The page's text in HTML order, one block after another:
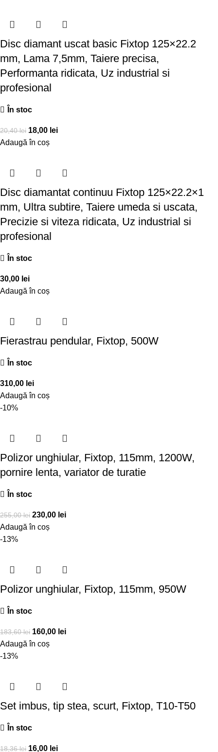
Disc diamant uscat basic Fixtop 125×22.2
mm, Lama 7,5mm, Taiere precisa,
Performanta ridicata, Uz industrial si
profesional
În stoc
20,40lei 18,00 lei
Adaugă în coș
Disc diamantat continuu Fixtop 125×22.2×1
mm, Ultra subtire, Taiere umeda si uscata,
Precizie si viteza ridicata, Uz industrial si
profesional
În stoc
30,00 lei
Adaugă în coș
Fierastrau pendular, Fixtop, 500W
În stoc
310,00 lei
Adaugă în coș
-10%
Polizor unghiular, Fixtop, 115mm, 1200W,
pornire lenta, variator de turatie
În stoc
255,00lei 230,00 lei
Adaugă în coș
-13%
Polizor unghiular, Fixtop, 115mm, 950W
În stoc
183,60lei 160,00 lei
Adaugă în coș
-13%
Set imbus, tip stea, scurt, Fixtop, T10-T50
În stoc
18,36lei 16,00 lei